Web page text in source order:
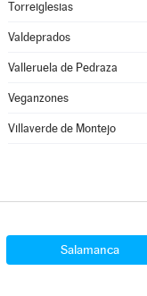
Torreiglesias
Valdeprados
Valleruela de Pedraza
Veganzones
Villaverde de Montejo
Salamanca